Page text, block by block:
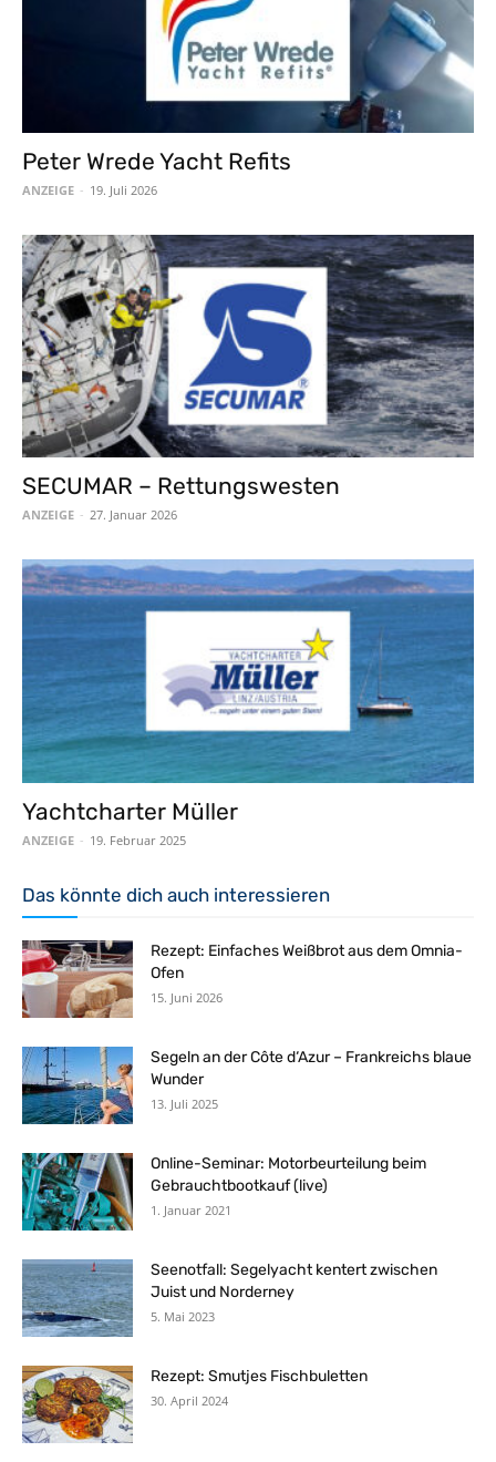
Peter Wrede Yacht Refits
ANZEIGE - 19. Juli 2026
SECUMAR – Rettungswesten
ANZEIGE - 27. Januar 2026
Yachtcharter Müller
ANZEIGE - 19. Februar 2025
Das könnte dich auch interessieren
Rezept: Einfaches Weißbrot aus dem Omnia-
Ofen
15. Juni 2026
Segeln an der Côte d‘Azur – Frankreichs blaue
Wunder
13. Juli 2025
Online-Seminar: Motorbeurteilung beim
Gebrauchtbootkauf (live)
1. Januar 2021
Seenotfall: Segelyacht kentert zwischen
Juist und Norderney
5. Mai 2023
Rezept: Smutjes Fischbuletten
30. April 2024